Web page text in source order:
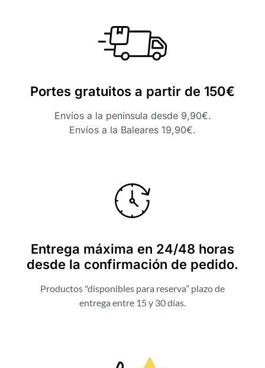
Portes gratuitos a partir de 150€
Envíos a la península desde 9,90€.
Envíos a la Baleares 19,90€.
Entrega máxima en 24/48 horas
desde la confirmación de pedido.
Productos "disponibles para reserva” plazo de
entrega entre 15 y 30 días.